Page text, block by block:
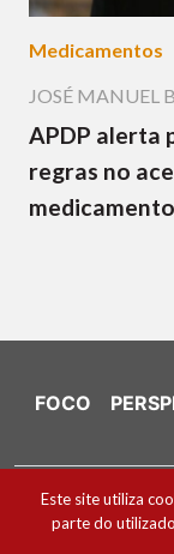
Medicamentos
JOSÉ MANUEL
APDP alerta
regras no
FOCO
Ficha Técnica
Política de
Este site utiliza
parte do